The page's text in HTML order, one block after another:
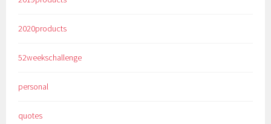
2020products
52weekschallenge
personal
quotes